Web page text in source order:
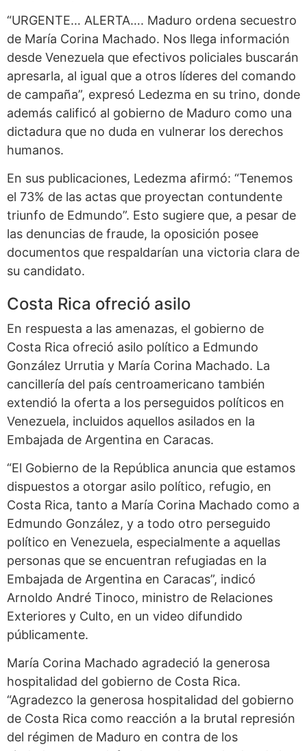
“URGENTE… ALERTA…. Maduro ordena secuestro
de María Corina Machado. Nos llega información
desde Venezuela que efectivos policiales buscarán
apresarla, al igual que a otros líderes del comando
de campaña”, expresó Ledezma en su trino, donde
además calificó al gobierno de Maduro como una
dictadura que no duda en vulnerar los derechos
humanos.
En sus publicaciones, Ledezma afirmó: “Tenemos
el 73% de las actas que proyectan contundente
triunfo de Edmundo”. Esto sugiere que, a pesar de
las denuncias de fraude, la oposición posee
documentos que respaldarían una victoria clara de
su candidato.
Costa Rica ofreció asilo
En respuesta a las amenazas, el gobierno de
Costa Rica ofreció asilo político a Edmundo
González Urrutia y María Corina Machado. La
cancillería del país centroamericano también
extendió la oferta a los perseguidos políticos en
Venezuela, incluidos aquellos asilados en la
Embajada de Argentina en Caracas.
“El Gobierno de la República anuncia que estamos
dispuestos a otorgar asilo político, refugio, en
Costa Rica, tanto a María Corina Machado como a
Edmundo González, y a todo otro perseguido
político en Venezuela, especialmente a aquellas
personas que se encuentran refugiadas en la
Embajada de Argentina en Caracas”, indicó
Arnoldo André Tinoco, ministro de Relaciones
Exteriores y Culto, en un video difundido
públicamente.
María Corina Machado agradeció la generosa
hospitalidad del gobierno de Costa Rica.
“Agradezco la generosa hospitalidad del gobierno
de Costa Rica como reacción a la brutal represión
del régimen de Maduro en contra de los